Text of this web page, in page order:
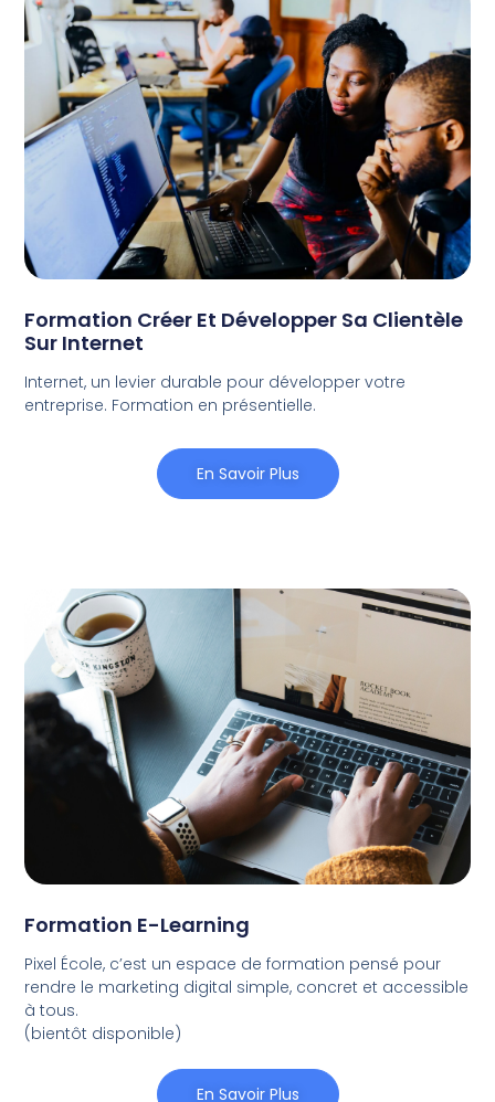
Formation Créer Et Développer Sa Clientèle
Sur Internet
Internet, un levier durable pour développer votre
entreprise. Formation en présentielle.
En Savoir Plus
Formation E-Learning
Pixel École, c’est un espace de formation pensé pour
rendre le marketing digital simple, concret et accessible
à tous.
(bientôt disponible)
En Savoir Plus